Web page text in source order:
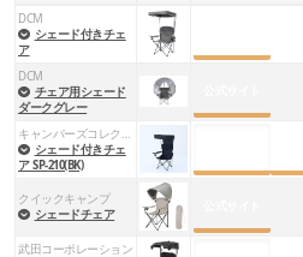
DCM
シェード付きチェ
ア
DCM
チェア用シェード
ダークグレー
キャンパーズコレクション
シェード付きチェ
ア SP-210(BK)
クイックキャンプ
シェードチェア
武田コーポレーション